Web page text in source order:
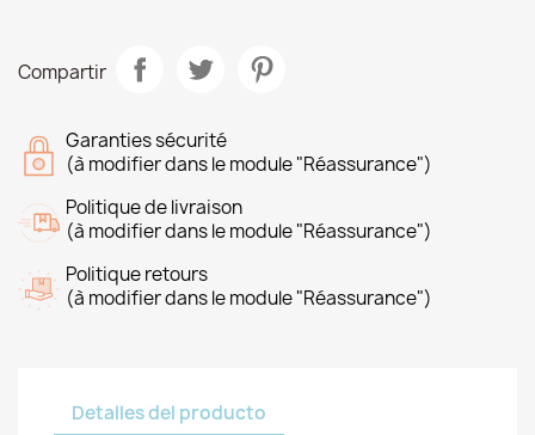
Compartir
Garanties sécurité
(à modifier dans le module "Réassurance")
Politique de livraison
(à modifier dans le module "Réassurance")
Politique retours
(à modifier dans le module "Réassurance")
Detalles del producto